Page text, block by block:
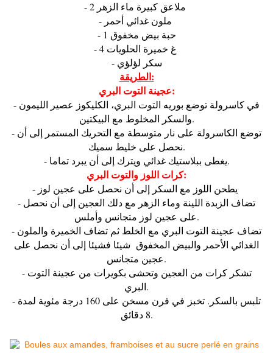
- 1 حبة بيض مخفوق
- سكر لؤلؤي
الطريقة:
عجينة التوت البري:
- في كاسرولة توضع بوريه التوت البري، الكليكوز عصير الليمون
والسكر المخلوط مع البيكتين.
- توضع الكاسرولة على نار متوسطة مع التحريك المستمر إلى أن
نحصل على خليط سميك.
- يغطى ببلاستيك غدائي ويترك إلى أن يبرد تماما.
كرات اللوز والتوت البري:
- تضاف الزبدة اللينة وماء الزهر مع دلك العجين إلى أن نحصل
على عجين لوز متجانس وأملس.
- تضاف عجينة التوت البري مع الخلط ثم تضاف الخميرة والملون
الغدائي الأحمر والبيض المخفوق شيئا فشيئا إلى أن نحصل على
عجين متجانس.
- تشكر كرات من العجين وتحشى بكويرات من عجينة التوت
البري.
- تلبس بالسكر. تخبز في فرن مسخن على 160 درجة مئوية لمدة
8 دقائق.